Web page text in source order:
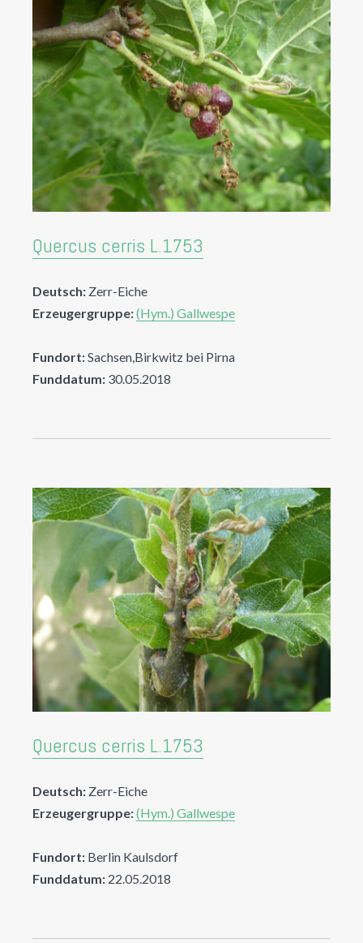
Quercus cerris L.1753
Deutsch: Zerr-Eiche
Erzeugergruppe:(Hym.) Gallwespe
Fundort:Sachsen,Birkwitz bei Pirna
Funddatum: 30.05.2018
Quercus cerris L.1753
Deutsch: Zerr-Eiche
Erzeugergruppe:(Hym.) Gallwespe
Fundort: Berlin Kaulsdorf
Funddatum: 22.05.2018